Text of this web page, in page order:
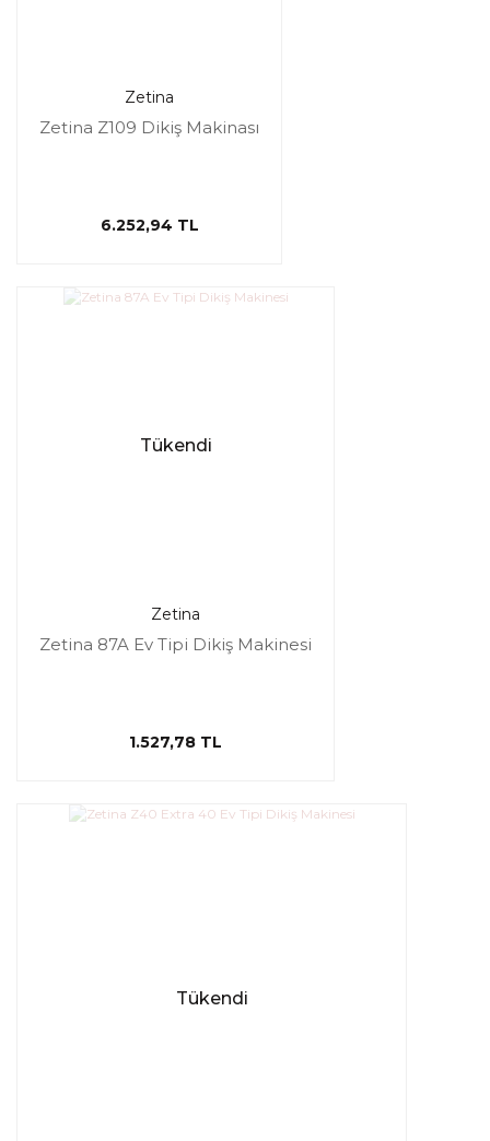
Zetina
Zetina Z109 Dikiş Makinası
6.252,94 TL
Tükendi
Zetina
Zetina 87A Ev Tipi Dikiş Makinesi
1.527,78 TL
Tükendi